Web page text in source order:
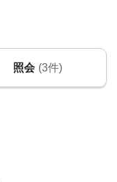
照会 (3件)